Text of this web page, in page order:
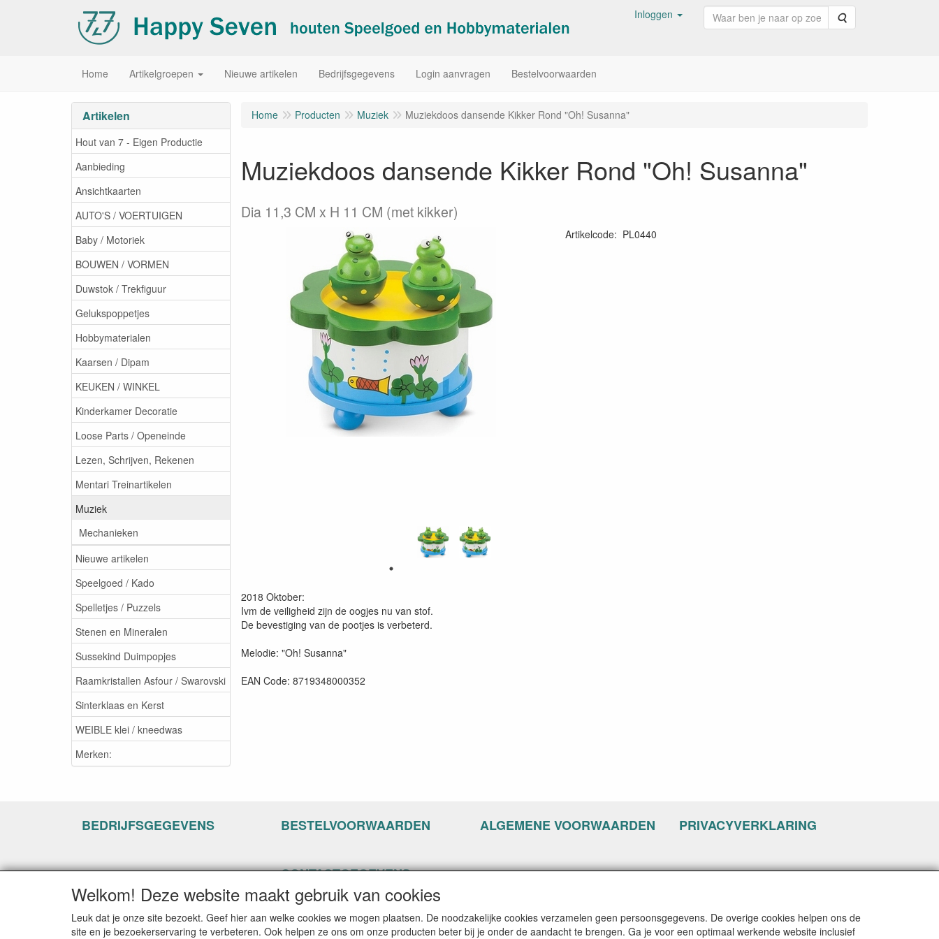
Inloggen Zoeken
Home Artikelgroepen Nieuwe artikelen Bedrijfsgegevens Login aanvragen Bestelvoorwaarden
Artikelen
Hout van 7 - Eigen Productie
Aanbieding
Ansichtkaarten
AUTO'S / VOERTUIGEN
Baby / Motoriek
BOUWEN / VORMEN
Duwstok / Trekfiguur
Gelukspoppetjes
Hobbymaterialen
Kaarsen / Dipam
KEUKEN / WINKEL
Kinderkamer Decoratie
Loose Parts / Openeinde
Lezen, Schrijven, Rekenen
Mentari Treinartikelen
Muziek
Mechanieken
Nieuwe artikelen
Speelgoed / Kado
Spelletjes / Puzzels
Stenen en Mineralen
Sussekind Duimpopjes
Raamkristallen Asfour / Swarovski
Sinterklaas en Kerst
WEIBLE klei / kneedwas
Merken:
Home Producten Muziek Muziekdoos dansende Kikker Rond "Oh! Susanna"
Muziekdoos dansende Kikker Rond "Oh! Susanna"
Dia 11,3 CM x H 11 CM (met kikker)
Artikelcode: PL0440
2018 Oktober:
Ivm de veiligheid zijn de oogjes nu van stof.
De bevestiging van de pootjes is verbeterd.
Melodie: "Oh! Susanna"
EAN Code: 8719348000352
BEDRIJFSGEGEVENS BESTELVOORWAARDEN ALGEMENE VOORWAARDEN PRIVACYVERKLARING
CONTACTGEGEVENS
www.happyseven.nl
Hogenhof 13-15
3861 CG Nijkerk
Welkom! Deze website maakt gebruik van cookies
Leuk dat je onze site bezoekt. Geef hier aan welke cookies we mogen plaatsen. De noodzakelijke cookies verzamelen geen persoonsgegevens. De overige cookies helpen ons de
site en je bezoekerservaring te verbeteren. Ook helpen ze ons om onze producten beter bij je onder de aandacht te brengen. Ga je voor een optimaal werkende website inclusief